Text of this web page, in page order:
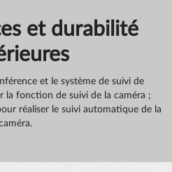
et durabilité
et le système de suivi de
la fonction de suivi de la caméra ;
réaliser le suivi automatique de la